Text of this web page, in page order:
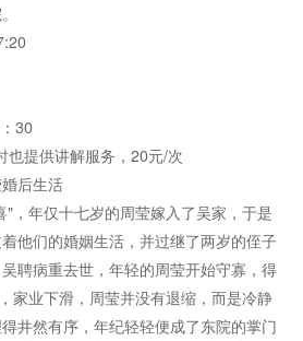
30
也提供讲解服务，20元/次
后生活
"，年仅十七岁的周莹嫁入了吴家，于是
他们的婚姻生活，并过继了两岁的侄子
聘病重去世，年轻的周莹开始守寡，得
家业下滑，周莹并没有退缩，而是冷静
井然有序，年纪轻轻便成了东院的掌门